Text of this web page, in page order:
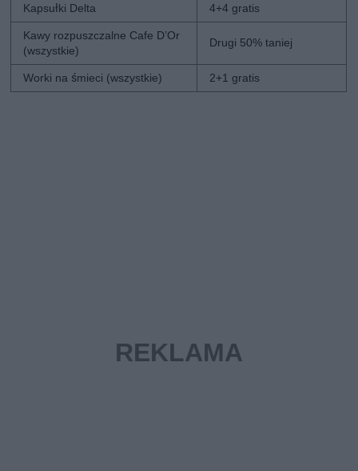
Kapsułki Delta 4+4 gratis
Kawy rozpuszczalne Cafe D’Or
(wszystkie)
Drugi 50% taniej
Worki na śmieci (wszystkie) 2+1 gratis